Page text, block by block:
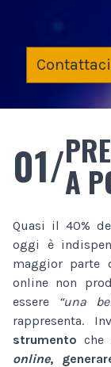
01/A
Quasi il 40%
oggi è
maggior parte
online non
essere
“una
rappresenta.
strumento che
online,